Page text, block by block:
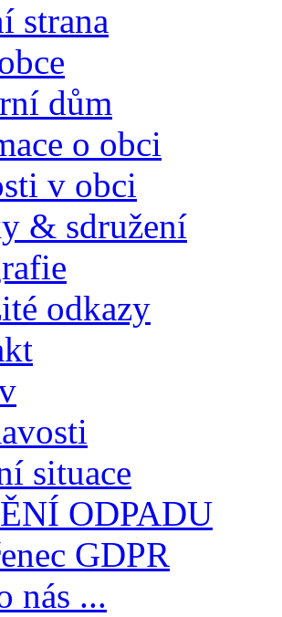
strana
dům
o obci
v obci
& sdružení
odkazy
situace
ODPADU
GDPR
nás ...